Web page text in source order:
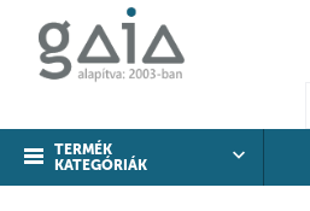
TERMÉK
KATEGÓRIÁK